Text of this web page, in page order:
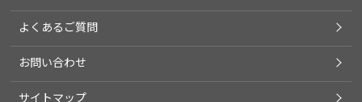
よくあるご質問
お問い合わせ
サイトマップ